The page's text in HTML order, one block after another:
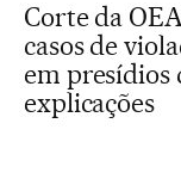
Corte da
casos de
em presídios
explicações